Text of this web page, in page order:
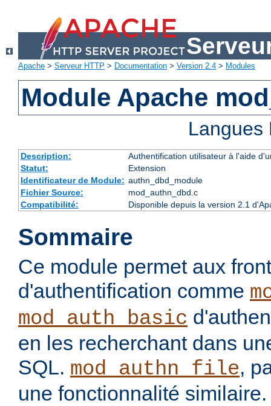
Apache > Serveur HTTP > Documentation > Version 2.4 > Modules
Module Apache
Description:
Authentification utilisateur à l'aide
Statut:
Extension
Identificateur de Module: authn_dbd_module
Fichier Source:
mod_authn_dbd.c
Compatibilité:
Disponible depuis la version 2.1
Sommaire
Ce module permet aux
d'authentification comme
mod_auth_basic
en les recherchant dans
SQL. mod_authn_file,
une fonctionnalité similaire.